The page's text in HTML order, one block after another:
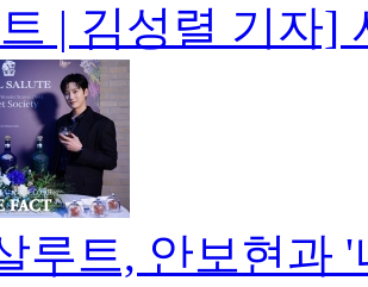
| 김성렬 기자]
루트, 안보현과